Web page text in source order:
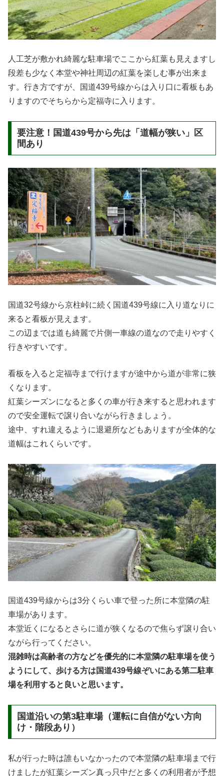
人工芝が敷かれ綺麗な駐車場でここから紅葉も見えますし
段差も少なく本堂や神社周辺の紅葉を楽しむ事が出来ま
す。行き方ですが、国道439号線からは入り口に看板もあ
りますのでそちらから定福寺に入ります。
要注意！国道439号から先は「道幅が狭い」区
間あり
国道32号線から京柱峠に続く国道439号線に入り道なりに
来ると看板が見えます。
この辺までは道も綺麗で片側一車線の道なので走りやすく
行きやすいです。
看板を入ると定福寺まで行けますが途中から道が非常に狭
くなります。
紅葉シーズンになると多くの車が行き来すると思われます
ので安全運転で譲り合いながら行きましょう。
途中、すれ違えるように退避所などもありますが全体的な
道幅はこれくらいです。
国道439号線からは3分くらい車で登った所に本堂隣の駐
車場があります。
本堂近くになるとさらに道が狭くなるので焦らず譲り合い
ながら行ってください。
混雑時は高齢者の方などを優先的に本堂隣の駐車場を使う
ようにして、歩ける方は国道439号線ぞいにある第二駐車
場を利用すると良いと思います。
国道沿いの第3駐車場（運転に自信がない方向
け・階段あり）
私が行った時は誰もいなかったので本堂隣の駐車場まで行
けましたが紅葉シーズン真っ只中だと多くの利用者が予想